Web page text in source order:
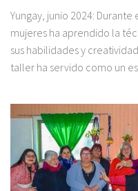
Yungay, junio 2024:
mujeres ha aprendido la
sus habilidades y
taller ha servido como un